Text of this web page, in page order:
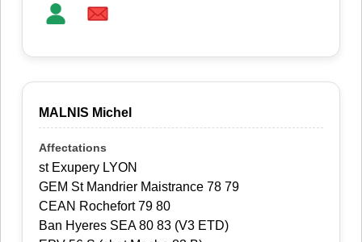
MALNIS Michel
st Exupery LYON
GEM St Mandrier Maistrance 78 79
CEAN Rochefort 79 80
Ban Hyeres SEA 80 83 (V3 ETD)